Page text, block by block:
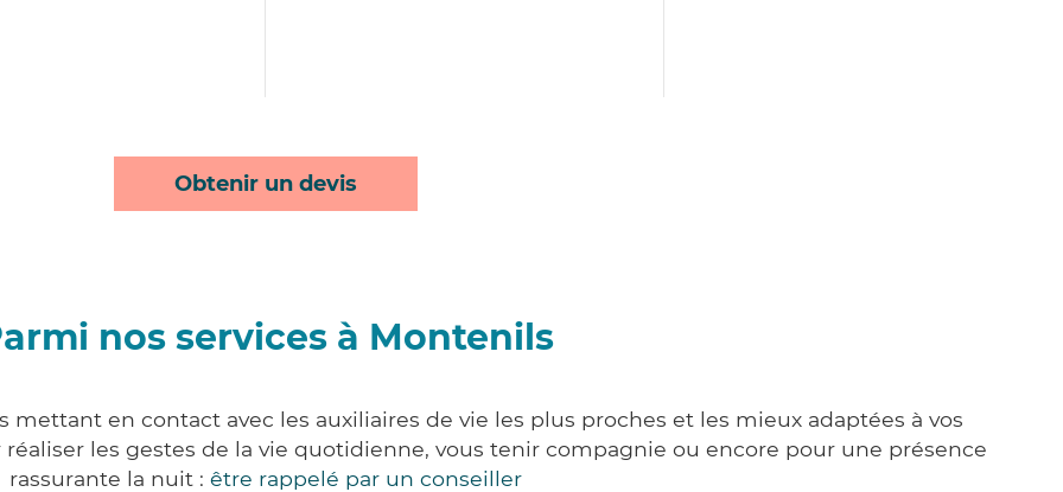
Obtenir un devis
nos services à Montenils
mettant en contact avec les auxiliaires de vie les plus proches et les mieux adaptées à vos
les gestes de la vie quotidienne, vous tenir compagnie ou encore pour une présence
rassurante la nuit : être rappelé par un conseiller